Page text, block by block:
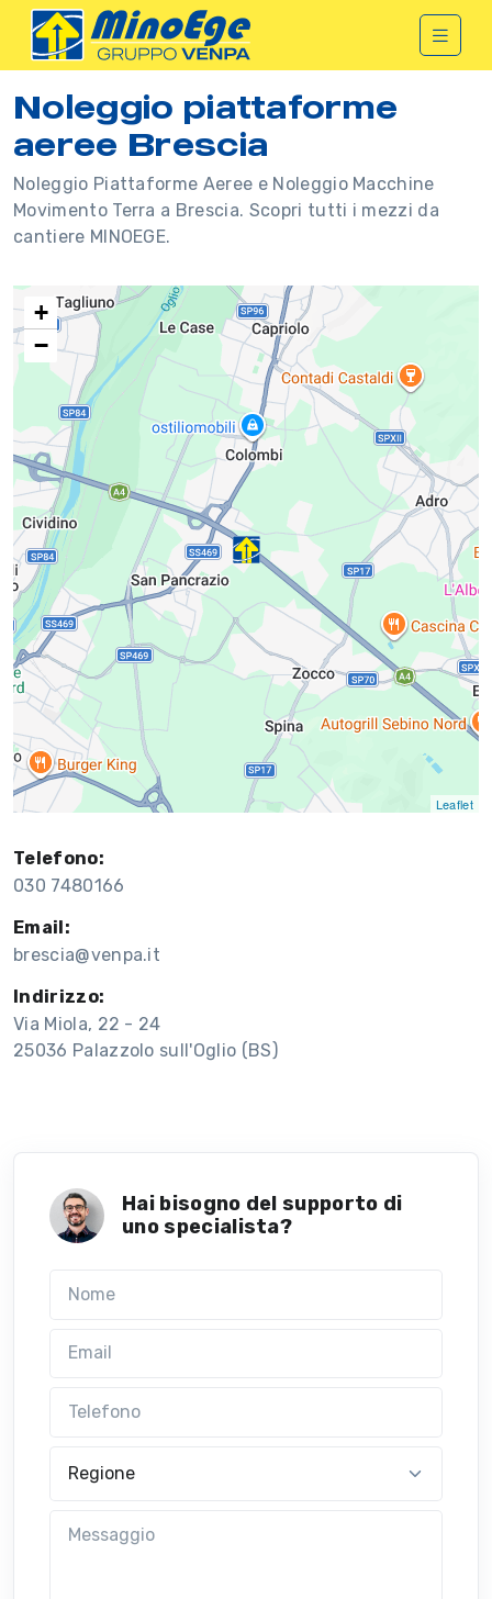
Noleggio piattaforme
aeree Brescia
Noleggio Piattaforme Aeree e Noleggio Macchine
Movimento Terra a Brescia. Scopri tutti i mezzi da
cantiere MINOEGE.
+
−
Leaflet
Telefono:
030 7480166
Email:
brescia@venpa.it
Indirizzo:
Via Miola, 22 - 24
25036 Palazzolo sull'Oglio (BS)
Hai bisogno del supporto di
uno specialista?